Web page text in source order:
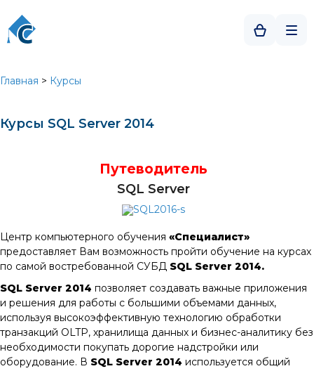
Главная > Курсы
Курсы SQL Server 2014
Путеводитель
SQL Server
Центр компьютерного обучения «Специалист»
предоставляет Вам возможность пройти обучение на курсах
по самой востребованной СУБД SQL Server 2014.
SQL Server 2014 позволяет создавать важные приложения
и решения для работы с большими объемами данных,
используя высокоэффективную технологию обработки
транзакций OLTP, хранилища данных и бизнес-аналитику без
необходимости покупать дорогие надстройки или
оборудование. В SQL Server 2014 используется общий